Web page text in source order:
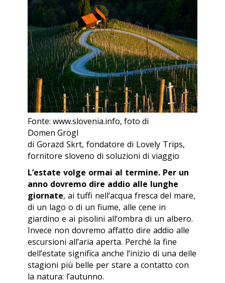
Fonte: www.slovenia.info, foto di
Domen Grögl
di Gorazd Skrt, fondatore di Lovely Trips,
fornitore sloveno di soluzioni di viaggio
L’estate volge ormai al termine. Per un
anno dovremo dire addio alle lunghe
giornate, ai tuffi nell’acqua fresca del mare,
di un lago o di un fiume, alle cene in
giardino e ai pisolini all’ombra di un albero.
Invece non dovremo affatto dire addio alle
escursioni all’aria aperta. Perché la fine
dell’estate significa anche l’inizio di una delle
stagioni più belle per stare a contatto con
la natura: l’autunno.